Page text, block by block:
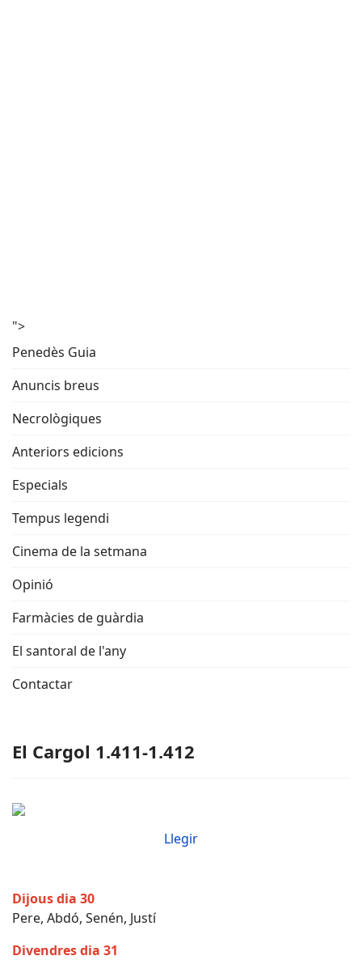
">
Penedès Guia
Anuncis breus
Necrològiques
Anteriors edicions
Especials
Tempus legendi
Cinema de la setmana
Opinió
Farmàcies de guàrdia
El santoral de l'any
Contactar
El Cargol 1.411-1.412
Llegir
Dijous dia 30
Pere, Abdó, Senén, Justí
Divendres dia 31